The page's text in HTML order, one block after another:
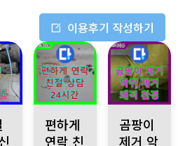
이용후기 작성하기
편하게
연락 친
곰팡이
제거 악